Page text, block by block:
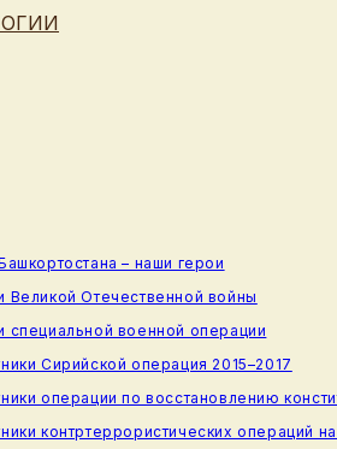
– наши герои
Великой Отечественной войны
специальной военной операции
Сирийской операция 2015–2017
операции по восстановлению
контртеррористических операций